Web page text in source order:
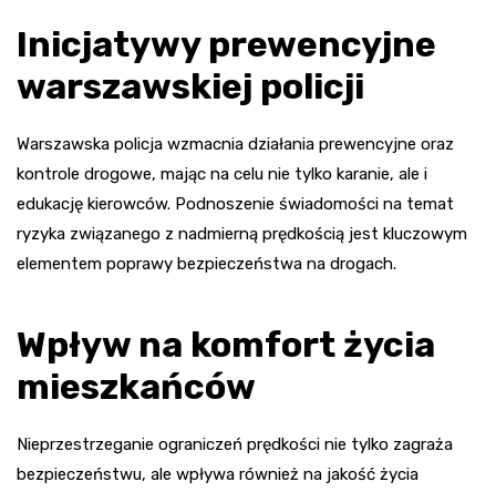
Inicjatywy prewencyjne
warszawskiej policji
Warszawska policja wzmacnia działania prewencyjne oraz
kontrole drogowe, mając na celu nie tylko karanie, ale i
edukację kierowców. Podnoszenie świadomości na temat
ryzyka związanego z nadmierną prędkością jest kluczowym
elementem poprawy bezpieczeństwa na drogach.
Wpływ na komfort życia
mieszkańców
Nieprzestrzeganie ograniczeń prędkości nie tylko zagraża
bezpieczeństwu, ale wpływa również na jakość życia